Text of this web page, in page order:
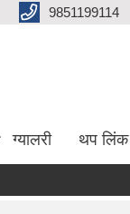
9851199114
ग्यालरी थप लिंक